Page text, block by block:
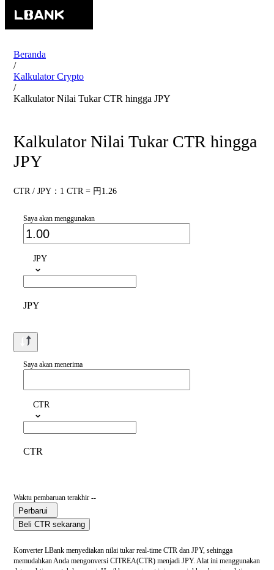
Beranda
/
Kalkulator Crypto
/
Kalkulator Nilai Tukar CTR hingga JPY
Kalkulator Nilai Tukar CTR hingga
JPY
CTR / JPY：1 CTR = 円1.26
Saya akan menggunakan
JPY
JPY
Saya akan menerima
CTR
CTR
Waktu pembaruan terakhir --
Perbarui
Beli CTR sekarang
Konverter LBank menyediakan nilai tukar real-time CTR dan JPY, sehingga
memudahkan Anda mengonversi CITREA(CTR) menjadi JPY. Alat ini menggunakan